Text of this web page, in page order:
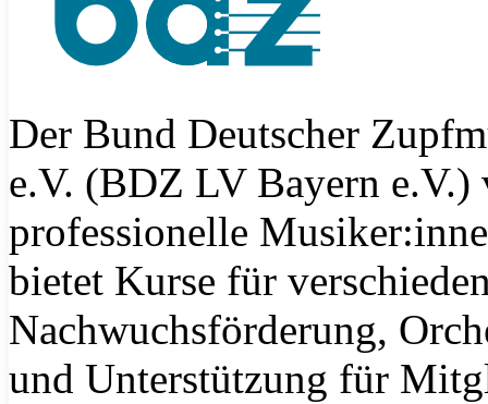
Der Bund Deutscher
e.V. (BDZ LV Bayern e.V.)
professionelle
bietet Kurse für
Nachwuchsförderung,
und Unterstützung für